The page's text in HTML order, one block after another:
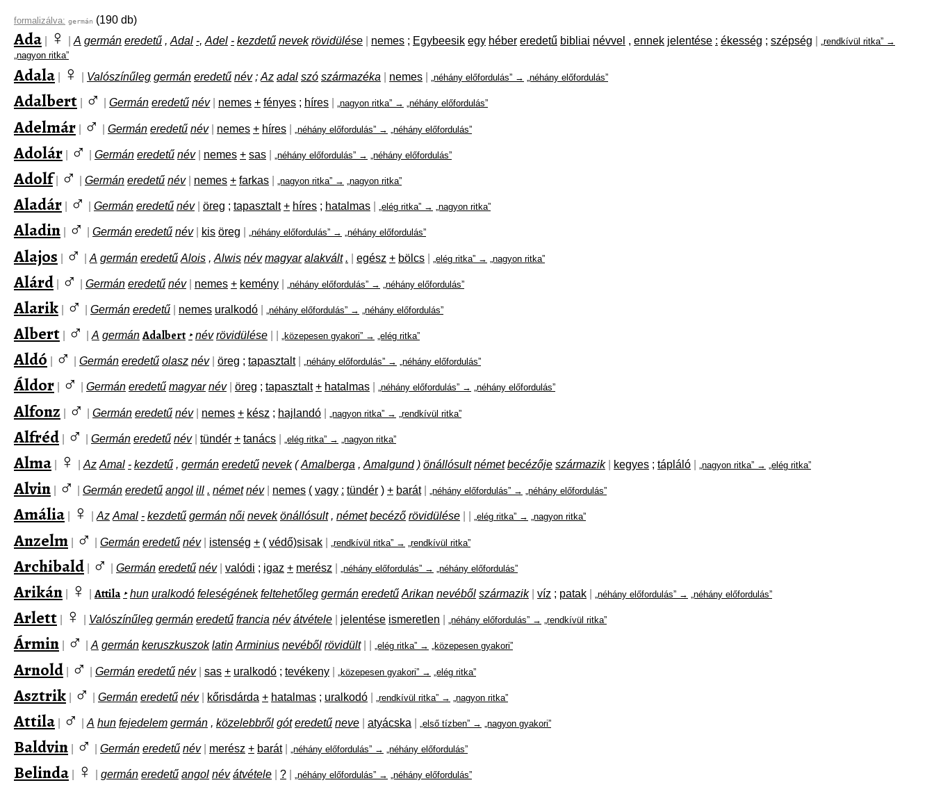
formalizálva: germán (190 db)
Ada ♀ A germán eredetű , Adal -, Adel - kezdetű nevek rövidülése nemes ; Egybeesik egy héber eredetű bibliai névvel , ennek jelentése : ékesség ; szépség
„rendkívül ritka” →
„nagyon ritka”
Adala ♀ Valószínűleg germán eredetű név ; Az adal szó származéka nemes „néhány előfordulás” → „néhány előfordulás”
Adalbert ♂ Germán eredetű név nemes + fényes ; híres „nagyon ritka” → „néhány előfordulás”
Adelmár ♂ Germán eredetű név nemes + híres „néhány előfordulás” → „néhány előfordulás”
Adolár ♂ Germán eredetű név nemes + sas „néhány előfordulás” → „néhány előfordulás”
Adolf ♂ Germán eredetű név nemes + farkas „nagyon ritka” → „nagyon ritka”
Aladár ♂ Germán eredetű név öreg ; tapasztalt + híres ; hatalmas „elég ritka” → „nagyon ritka”
Aladin ♂ Germán eredetű név kis öreg „néhány előfordulás” → „néhány előfordulás”
Alajos ♂ A germán eredetű Alois , Alwis név magyar alakvált . egész + bölcs „elég ritka” → „nagyon ritka”
Alárd ♂ Germán eredetű név nemes + kemény „néhány előfordulás” → „néhány előfordulás”
Alarik ♂ Germán eredetű nemes uralkodó „néhány előfordulás” → „néhány előfordulás”
Albert ♂ A germán Adalbert ‣ név rövidülése „közepesen gyakori” → „elég ritka”
Aldó ♂ Germán eredetű olasz név öreg ; tapasztalt „néhány előfordulás” → „néhány előfordulás”
Áldor ♂ Germán eredetű magyar név öreg ; tapasztalt + hatalmas „néhány előfordulás” → „néhány előfordulás”
Alfonz ♂ Germán eredetű név nemes + kész ; hajlandó „nagyon ritka” → „rendkívül ritka”
Alfréd ♂ Germán eredetű név tündér + tanács „elég ritka” → „nagyon ritka”
Alma ♀ Az Amal - kezdetű , germán eredetű nevek ( Amalberga , Amalgund ) önállósult német becézője származik kegyes ; tápláló „nagyon ritka” → „elég ritka”
Alvin ♂ Germán eredetű angol ill . német név nemes ( vagy : tündér ) + barát „néhány előfordulás” → „néhány előfordulás”
Amália ♀ Az Amal - kezdetű germán női nevek önállósult , német becéző rövidülése „elég ritka” → „nagyon ritka”
Anzelm ♂ Germán eredetű név istenség + ( védő)sisak „rendkívül ritka” → „rendkívül ritka”
Archibald ♂ Germán eredetű név valódi ; igaz + merész „néhány előfordulás” → „néhány előfordulás”
Arikán ♀ Attila ‣ hun uralkodó feleségének feltehetőleg germán eredetű Arikan nevéből származik víz ; patak „néhány előfordulás” → „néhány előfordulás”
Arlett ♀ Valószínűleg germán eredetű francia név átvétele jelentése ismeretlen „néhány előfordulás” → „rendkívül ritka”
Ármin ♂ A germán keruszkuszok latin Arminius nevéből rövidült „elég ritka” → „közepesen gyakori”
Arnold ♂ Germán eredetű név sas + uralkodó ; tevékeny „közepesen gyakori” → „elég ritka”
Asztrik ♂ Germán eredetű név kőrisdárda + hatalmas ; uralkodó „rendkívül ritka” → „nagyon ritka”
Attila ♂ A hun fejedelem germán , közelebbről gót eredetű neve atyácska „első tízben” → „nagyon gyakori”
Baldvin ♂ Germán eredetű név merész + barát „néhány előfordulás” → „néhány előfordulás”
Belinda ♀ germán eredetű angol név átvétele ? „néhány előfordulás” → „néhány előfordulás”